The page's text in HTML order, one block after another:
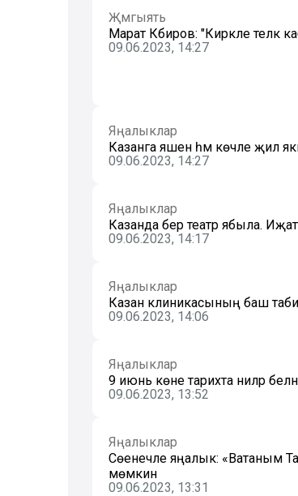
Җәмгыять
Марат Кәбиров: "Кирәкле теләк
09.06.2023, 14:27
Яңалыклар
Казанга яшен һәм көчле җил
09.06.2023, 14:27
Яңалыклар
Казанда бер театр ябыла.
09.06.2023, 14:17
Яңалыклар
Казан клиникасының баш
09.06.2023, 14:06
Яңалыклар
9 июнь көне тарихта ниләр
09.06.2023, 13:52
Яңалыклар
Сөенечле яңалык: «Ватаным
мөмкин
09.06.2023, 13:31